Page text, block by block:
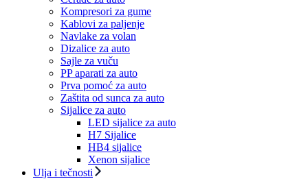
Kompresori za gume
Kablovi za paljenje
Navlake za volan
Dizalice za auto
Sajle za vuču
PP aparati za auto
Prva pomoć za auto
Zaštita od sunca za auto
Sijalice za auto
LED sijalice za auto
H7 Sijalice
HB4 sijalice
Xenon sijalice
Ulja i tečnosti